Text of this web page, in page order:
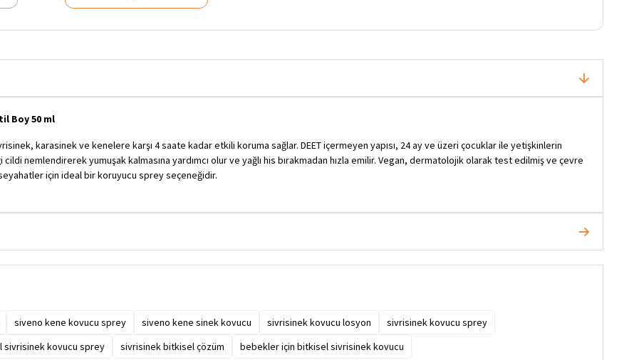
Boy 50 ml
karasinek ve kenelere karşı 4 saate kadar etkili koruma sağlar. DEET içermeyen yapısı, 24 ay ve üzeri çocuklar ile yetişkinlerin
cildi nemlendirerek yumuşak kalmasına yardımcı olur ve yağlı his bırakmadan hızla emilir. Vegan, dermatolojik olarak test edilmiş ve çevre
için ideal bir koruyucu sprey seçeneğidir.
siveno kene kovucu sprey siveno kene sinek kovucu sivrisinek kovucu losyon
sivrisinek kovucu sprey
sivrisinek kovucu sprey sivrisinek bitkisel çözüm bebekler için bitkisel sivrisinek kovucu